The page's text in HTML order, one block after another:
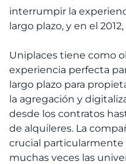
interrumpir la
largo plazo, y en el
Uniplaces tiene como
experiencia perfecta
largo plazo para
la agregación y
desde los contratos
de alquileres. La
crucial particularmente
muchas veces las